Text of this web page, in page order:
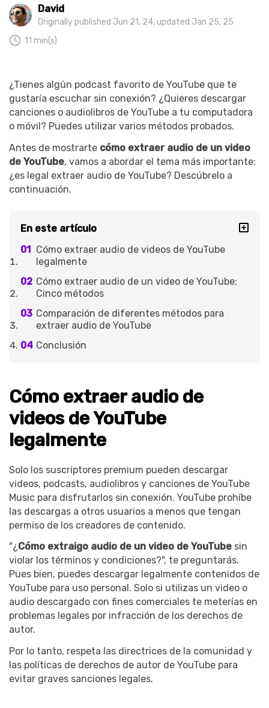
David
Originally published Jun 21, 24, updated Jan 25, 25
11 min(s)
¿Tienes algún podcast favorito de YouTube que te
gustaría escuchar sin conexión? ¿Quieres descargar
canciones o audiolibros de YouTube a tu computadora
o móvil? Puedes utilizar varios métodos probados.
Antes de mostrarte cómo extraer audio de un video
de YouTube, vamos a abordar el tema más importante:
¿es legal extraer audio de YouTube? Descúbrelo a
continuación.
En este artículo
Cómo extraer audio de videos de YouTube
legalmente
Cómo extraer audio de un video de YouTube:
Cinco métodos
Comparación de diferentes métodos para
extraer audio de YouTube
Conclusión
Cómo extraer audio de
videos de YouTube
legalmente
Solo los suscriptores premium pueden descargar
videos, podcasts, audiolibros y canciones de YouTube
Music para disfrutarlos sin conexión. YouTube prohíbe
las descargas a otros usuarios a menos que tengan
permiso de los creadores de contenido.
"¿Cómo extraigo audio de un video de YouTube sin
violar los términos y condiciones?", te preguntarás.
Pues bien, puedes descargar legalmente contenidos de
YouTube para uso personal. Solo si utilizas un video o
audio descargado con fines comerciales te meterías en
problemas legales por infracción de los derechos de
autor.
Por lo tanto, respeta las directrices de la comunidad y
las políticas de derechos de autor de YouTube para
evitar graves sanciones legales.